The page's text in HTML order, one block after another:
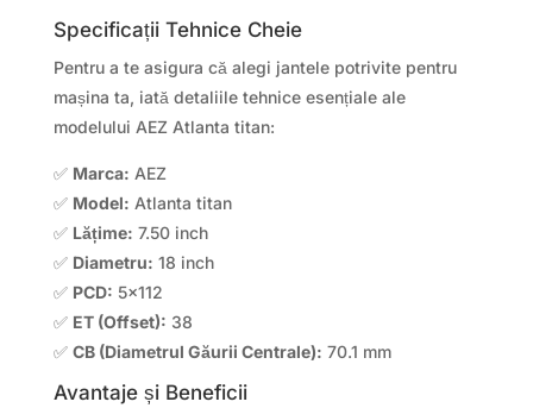
Specificații Tehnice Cheie
Pentru a te asigura că alegi jantele potrivite pentru
mașina ta, iată detaliile tehnice esențiale ale
modelului AEZ Atlanta titan:
✅ Marca: AEZ
✅ Model: Atlanta titan
✅ Lățime: 7.50 inch
✅ Diametru: 18 inch
✅ PCD: 5×112
✅ ET (Offset): 38
✅ CB (Diametrul Găurii Centrale): 70.1 mm
Avantaje și Beneficii